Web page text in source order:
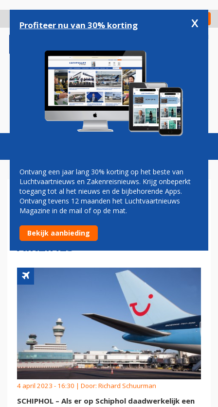
gaan
Check in
Magazine Podcasts Vacatures
NACHTSLUITING VRAAGT
AANPASSING
BUSINESSMODEL VAKANTIE-
AIRLINES
4 april 2023 - 16:30 | Door: Richard Schuurman
SCHIPHOL – Als er op Schiphol daadwerkelijk een
Profiteer nu van 30% korting x
Ontvang een jaar lang 30% korting op het beste van
Luchtvaartnieuws en Zakenreisnieuws. Krijg onbeperkt
toegang tot al het nieuws en de bijbehorende Apps.
Ontvang tevens 12 maanden het Luchtvaartnieuws
Magazine in de mail of op de mat.
Bekijk aanbieding